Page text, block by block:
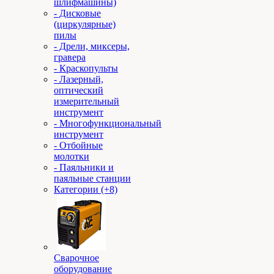
шлифмашины)
- Дисковые
(циркулярные)
пилы
- Дрели, миксеры,
гравера
- Краскопульты
- Лазерный,
оптический
измерительный
инструмент
- Многофункциональный
инструмент
- Отбойные
молотки
- Паяльники и
паяльные станции
Категории (+8)
Сварочное
оборудование